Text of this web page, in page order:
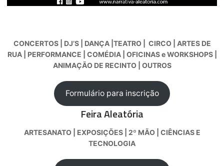
CONCERTOS | DJ’S | DANÇA |TEATRO | CIRCO | ARTES DE
RUA | PERFORMANCE | COMÉDIA | OFICINAS e WORKSHOPS |
ANIMAÇÃO DE RECINTO | OUTROS
Formulário para inscrição
Feira Aleatória
ARTESANATO | EXPOSIÇÕES | 2º MÃO | CIÊNCIAS E
TECNOLOGIA